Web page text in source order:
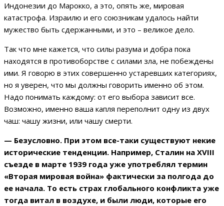
Индонезии до Марокко, а это, опять же, мировая
катастрофа. Израилю и его союзникам удалось найти
мужество быть сдержанными, и это – великое дело.
Так что мне кажется, что силы разума и добра пока
находятся в противоборстве с силами зла, не побеждены
ими. Я говорю в этих совершенно устаревших категориях,
но я уверен, что мы должны говорить именно об этом.
Надо понимать каждому: от его выбора зависит все.
Возможно, именно ваша капля переполнит одну из двух
чаш: чашу жизни, или чашу смерти.
— Безусловно. При этом все-таки существуют некие
исторические тенденции. Например, Сталин на XVIII
съезде в марте 1939 года уже употреблял термин
«Вторая мировая война» фактически за полгода до
ее начала. То есть страх глобального конфликта уже
тогда витал в воздухе, и были люди, которые его